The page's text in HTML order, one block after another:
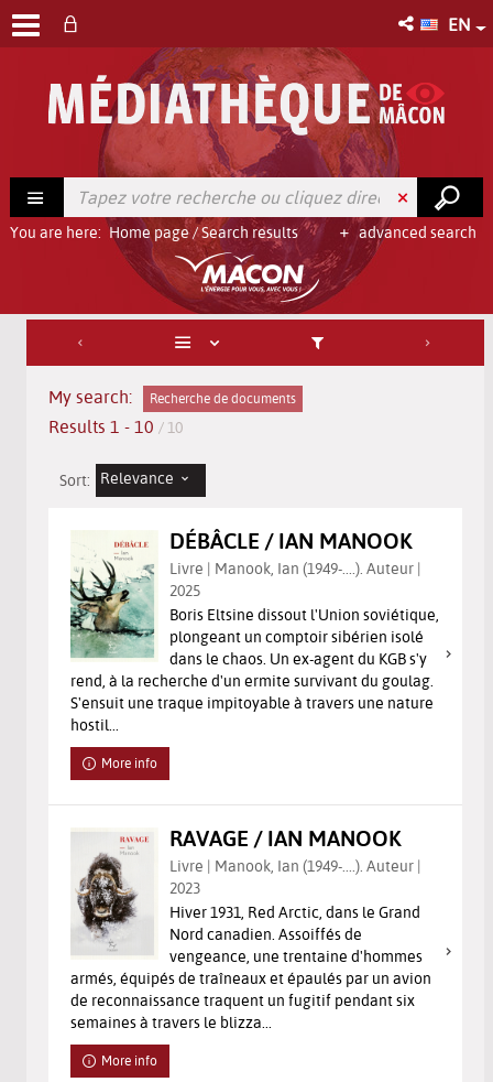
EN
advanced search
You are here: Home page/Search results
My search: Recherche de documents
Results 1 - 10 / 10
Sort: Relevance
DÉBÂCLE / IAN MANOOK
Livre | Manook, Ian (1949-....). Auteur |
2025
Boris Eltsine dissout l'Union soviétique,
plongeant un comptoir sibérien isolé
dans le chaos. Un ex-agent du KGB s'y
rend, à la recherche d'un ermite survivant du goulag.
S'ensuit une traque impitoyable à travers une nature
hostil...
More info
RAVAGE / IAN MANOOK
Livre | Manook, Ian (1949-....). Auteur |
2023
Hiver 1931, Red Arctic, dans le Grand
Nord canadien. Assoiffés de
vengeance, une trentaine d'hommes
armés, équipés de traîneaux et épaulés par un avion
de reconnaissance traquent un fugitif pendant six
semaines à travers le blizza...
More info